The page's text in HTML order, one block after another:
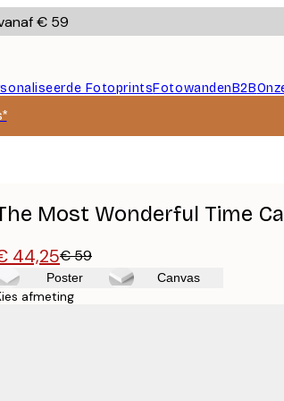
€ 59
FotoprintsFotowandenB2B
Most Wonderful Time
44,25€ 59
Poster Canvas
afmeting